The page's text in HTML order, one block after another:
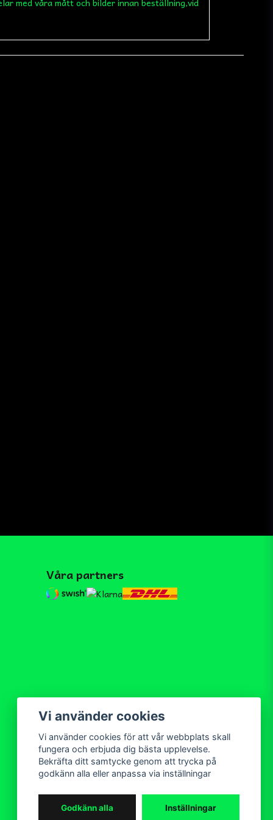
email
Våra partners
Vi använder cookies
Vi använder cookies för att vår webbplats skall
fungera och erbjuda dig bästa upplevelse.
Bekräfta ditt samtycke genom att trycka på
godkänn alla eller anpassa via inställningar
Godkänn alla Inställningar